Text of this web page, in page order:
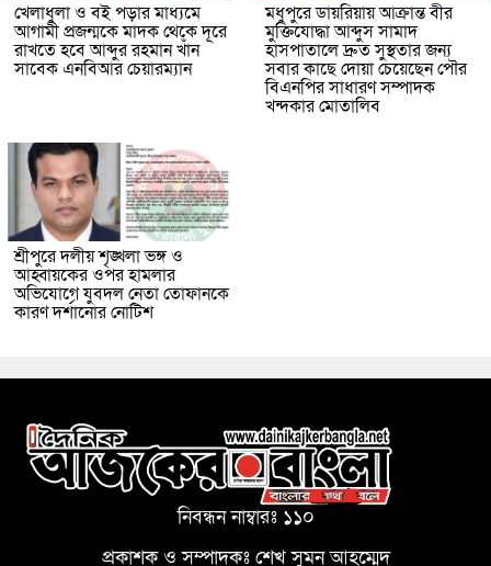
খেলাধুলা ও বই পড়ার মাধ্যমে
আগামী প্রজন্মকে মাদক থেকে দূরে
রাখতে হবে আব্দুর রহমান খাঁন
সাবেক এনবিআর চেয়ারম্যান
মধুপুরে ডায়রিয়ায় আক্রান্ত বীর
মুক্তিযোদ্ধা আব্দুস সামাদ
হাসপাতালে দ্রুত সুস্থতার জন্য
সবার কাছে দোয়া চেয়েছেন পৌর
বিএনপির সাধারণ সম্পাদক
খন্দকার মোতালিব
শ্রীপুরে দলীয় শৃঙ্খলা ভঙ্গ ও
আহ্বায়কের ওপর হামলার
অভিযোগে যুবদল নেতা তোফানকে
কারণ দর্শানোর নোটিশ
নিবন্ধন নাম্বারঃ ১১০
প্রকাশক ও সম্পাদকঃ শেখ সুমন আহম্মেদ